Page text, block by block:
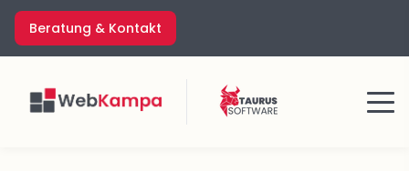
Zum
Inhalt
springen
Beratung & Kontakt
Menü